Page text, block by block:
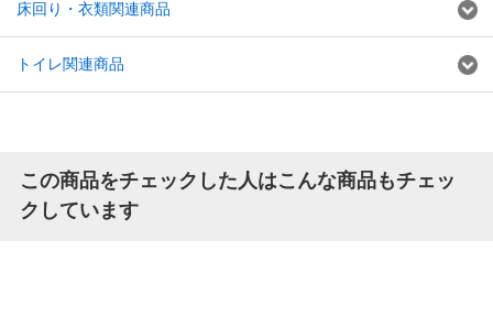
床回り・衣類関連商品
トイレ関連商品
この商品をチェックした人はこんな商品もチェッ
クしています